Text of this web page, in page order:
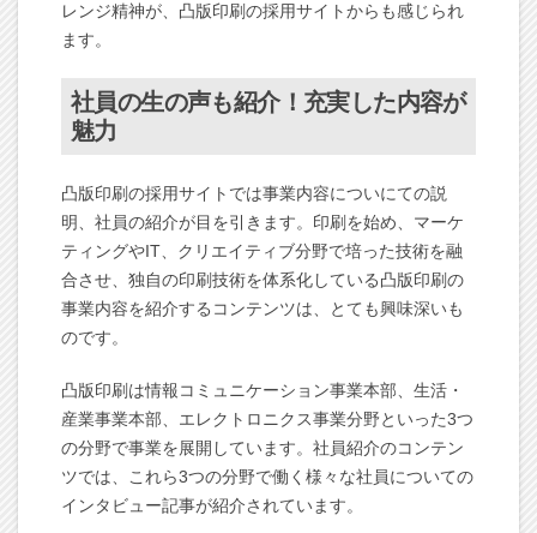
レンジ精神が、凸版印刷の採用サイトからも感じられ
ます。
社員の生の声も紹介！充実した内容が
魅力
凸版印刷の採用サイトでは事業内容についにての説
明、社員の紹介が目を引きます。印刷を始め、マーケ
ティングやIT、クリエイティブ分野で培った技術を融
合させ、独自の印刷技術を体系化している凸版印刷の
事業内容を紹介するコンテンツは、とても興味深いも
のです。
凸版印刷は情報コミュニケーション事業本部、生活・
産業事業本部、エレクトロニクス事業分野といった3つ
の分野で事業を展開しています。社員紹介のコンテン
ツでは、これら3つの分野で働く様々な社員についての
インタビュー記事が紹介されています。